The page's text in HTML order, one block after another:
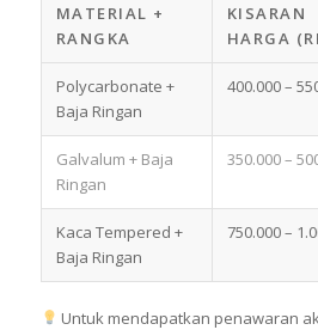
MATERIAL +
RANGKA
KISARAN
HARGA
Polycarbonate +
Baja Ringan
400.000 –
Galvalum + Baja
Ringan
350.000 –
Kaca Tempered +
Baja Ringan
750.000 –
Untuk mendapatkan penawaran